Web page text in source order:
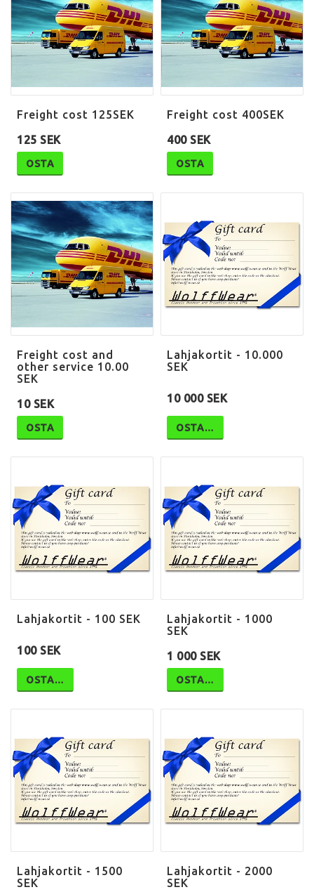
Freight cost 125SEK
125 SEK
OSTA
Freight cost 400SEK
400 SEK
OSTA
Freight cost and
other service 10.00
SEK
10 SEK
OSTA
Lahjakortit - 10.000
SEK
10 000 SEK
OSTA…
Lahjakortit - 100 SEK
100 SEK
OSTA…
Lahjakortit - 1000
SEK
1 000 SEK
OSTA…
Lahjakortit - 1500
SEK
Lahjakortit - 2000
SEK